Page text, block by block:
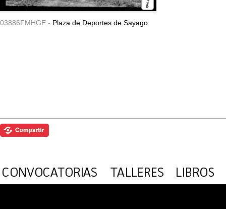
03886FMHGE - Plaza de Deportes de Sayago.